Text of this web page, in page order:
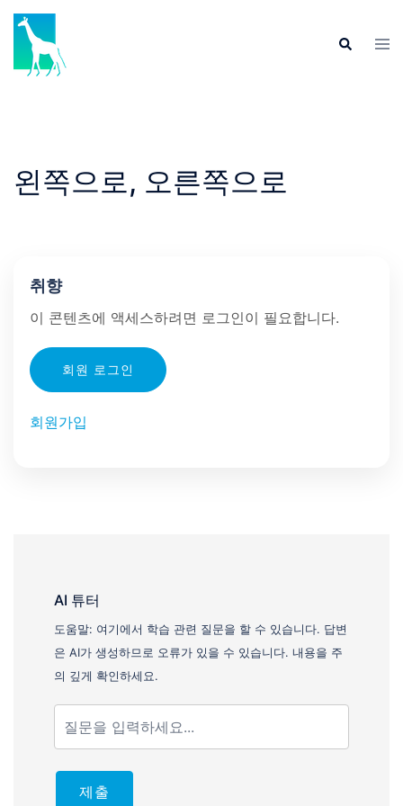
Skip
content
Search
왼쪽으로, 오른쪽으로
취향
이 콘텐츠에 액세스하려면 로그인이 필요합니다.
회원 로그인
회원가입
AI 튜터
도움말: 여기에서 학습 관련 질문을 할 수 있습니다. 답변
은 AI가 생성하므로 오류가 있을 수 있습니다. 내용을 주
의 깊게 확인하세요.
제출